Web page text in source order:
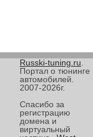
Russki-tuning.ru
Портал о тюнинге
автомобилей.
2007-2026г.
Спасибо за
регистрацию
домена и
виртуальный